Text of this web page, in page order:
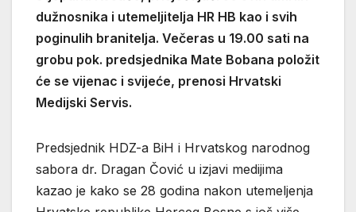
dužnosnika i utemeljitelja HR HB kao i svih
poginulih branitelja. Večeras u 19.00 sati na
grobu pok. predsjednika Mate Bobana položit
će se vijenac i svijeće, prenosi Hrvatski
Medijski Servis.
Predsjednik HDZ-a BiH i Hrvatskog narodnog
sabora dr. Dragan Čović u izjavi medijima
kazao je kako se 28 godina nakon utemeljenja